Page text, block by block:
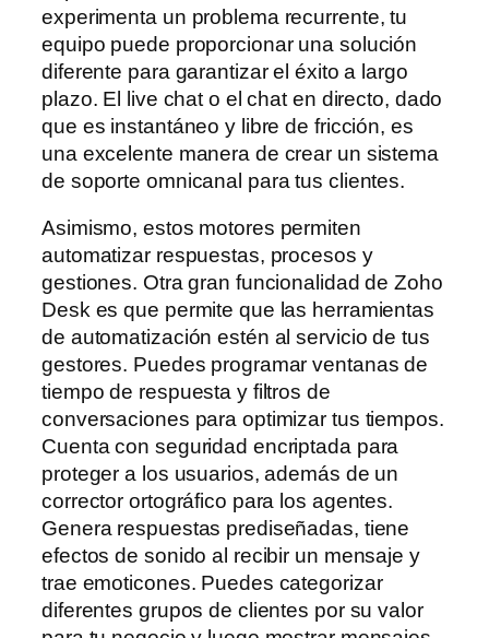
experimenta un problema recurrente, tu
equipo puede proporcionar una solución
diferente para garantizar el éxito a largo
plazo. El live chat o el chat en directo, dado
que es instantáneo y libre de fricción, es
una excelente manera de crear un sistema
de soporte omnicanal para tus clientes.
Asimismo, estos motores permiten
automatizar respuestas, procesos y
gestiones. Otra gran funcionalidad de Zoho
Desk es que permite que las herramientas
de automatización estén al servicio de tus
gestores. Puedes programar ventanas de
tiempo de respuesta y filtros de
conversaciones para optimizar tus tiempos.
Cuenta con seguridad encriptada para
proteger a los usuarios, además de un
corrector ortográfico para los agentes.
Genera respuestas prediseñadas, tiene
efectos de sonido al recibir un mensaje y
trae emoticones. Puedes categorizar
diferentes grupos de clientes por su valor